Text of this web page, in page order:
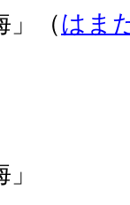
」（はま